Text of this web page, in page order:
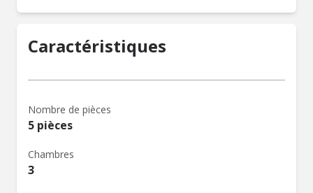
Caractéristiques
Nombre de pièces
5 pièces
Chambres
3